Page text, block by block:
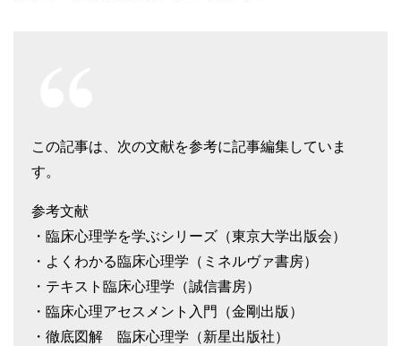
この記事は、次の文献を参考に記事編集していま
す。
参考文献
・臨床心理学を学ぶシリーズ（東京大学出版会）
・よくわかる臨床心理学（ミネルヴァ書房）
・テキスト臨床心理学（誠信書房）
・臨床心理アセスメント入門（金剛出版）
・徹底図解 臨床心理学（新星出版社）